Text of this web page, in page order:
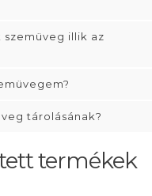
szemüveg illik az
tárolásának?
termékek